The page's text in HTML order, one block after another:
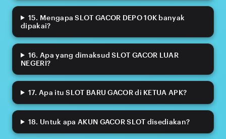
15. Mengapa SLOT GACOR DEPO 10K banyak
dipakai?
16. Apa yang dimaksud SLOT GACOR LUAR
NEGERI?
17. Apa itu SLOT BARU GACOR di KETUA APK?
18. Untuk apa AKUN GACOR SLOT disediakan?